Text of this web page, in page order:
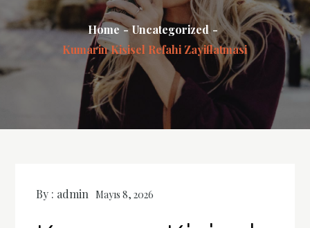
Home
Uncategorized
Kumarin Kisisel Refahi Zayiflatmasi
By : admin Mayıs 8, 2026